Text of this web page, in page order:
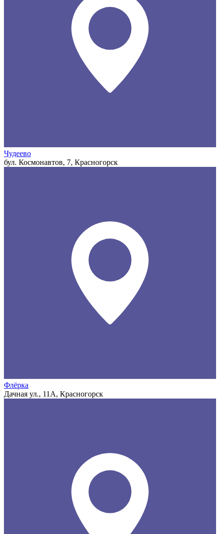
Чудеево
бул. Космонавтов, 7, Красногорск
Флёрка
Дачная ул., 11А, Красногорск